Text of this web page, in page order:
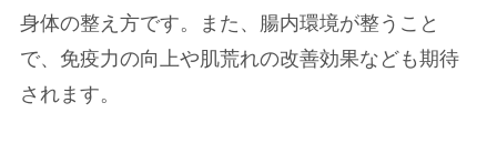
身体の整え方です。また、腸内環境が整うこと
で、免疫力の向上や肌荒れの改善効果なども期待
されます。